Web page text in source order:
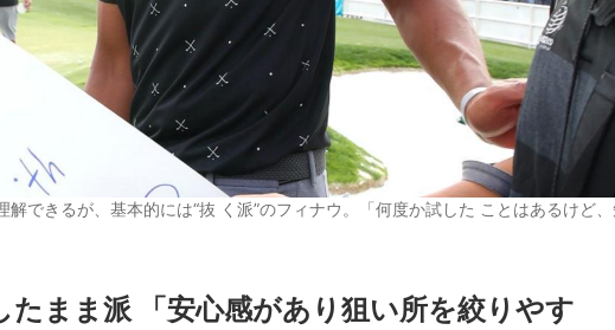
できるが、基本的には“抜 く派”のフィナウ。「何度か試した ことはあるけど
たまま派 「安心感があり狙い所を絞りやす